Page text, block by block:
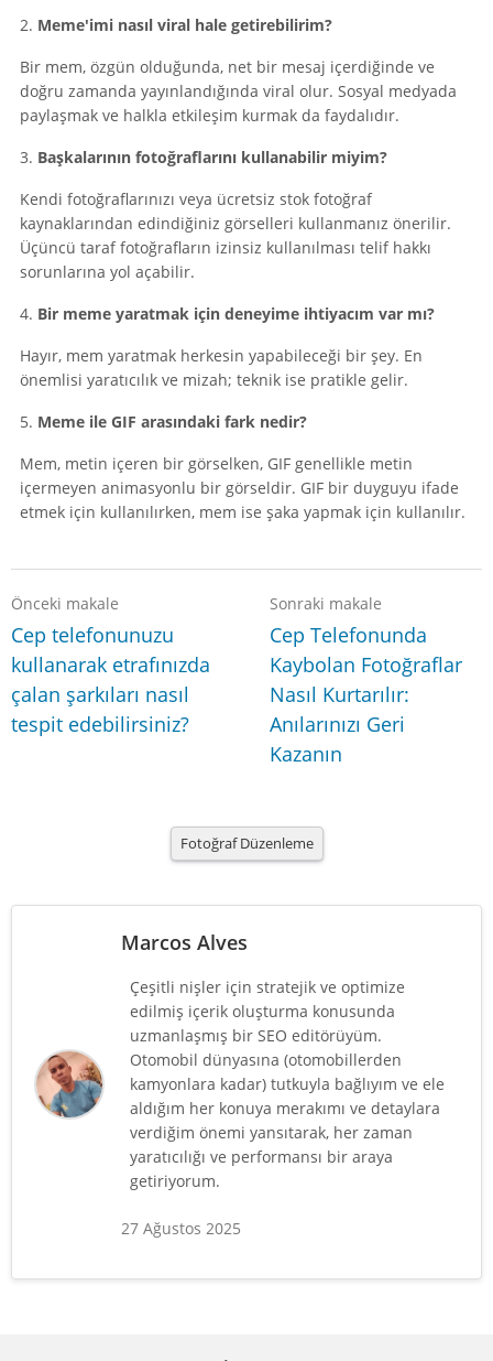
2. Meme'imi nasıl viral hale getirebilirim?
Bir mem, özgün olduğunda, net bir mesaj içerdiğinde ve
doğru zamanda yayınlandığında viral olur. Sosyal medyada
paylaşmak ve halkla etkileşim kurmak da faydalıdır.
3. Başkalarının fotoğraflarını kullanabilir miyim?
Kendi fotoğraflarınızı veya ücretsiz stok fotoğraf
kaynaklarından edindiğiniz görselleri kullanmanız önerilir.
Üçüncü taraf fotoğrafların izinsiz kullanılması telif hakkı
sorunlarına yol açabilir.
4. Bir meme yaratmak için deneyime ihtiyacım var mı?
Hayır, mem yaratmak herkesin yapabileceği bir şey. En
önemlisi yaratıcılık ve mizah; teknik ise pratikle gelir.
5. Meme ile GIF arasındaki fark nedir?
Mem, metin içeren bir görselken, GIF genellikle metin
içermeyen animasyonlu bir görseldir. GIF bir duyguyu ifade
etmek için kullanılırken, mem ise şaka yapmak için kullanılır.
Önceki makale
Cep telefonunuzu
kullanarak etrafınızda
çalan şarkıları nasıl
tespit edebilirsiniz?
Sonraki makale
Cep Telefonunda
Kaybolan Fotoğraflar
Nasıl Kurtarılır:
Anılarınızı Geri
Kazanın
Fotoğraf Düzenleme
Marcos Alves
Çeşitli nişler için stratejik ve optimize
edilmiş içerik oluşturma konusunda
uzmanlaşmış bir SEO editörüyüm.
Otomobil dünyasına (otomobillerden
kamyonlara kadar) tutkuyla bağlıyım ve ele
aldığım her konuya merakımı ve detaylara
verdiğim önemi yansıtarak, her zaman
yaratıcılığı ve performansı bir araya
getiriyorum.
27 Ağustos 2025